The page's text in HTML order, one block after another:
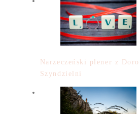
Narzeczeński plener z
Szyndzielni